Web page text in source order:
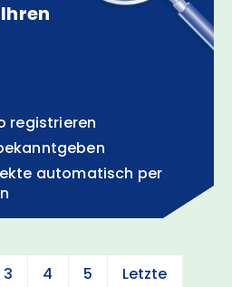
registrieren
auto­ma­tisch per
3 4 5 Letzte